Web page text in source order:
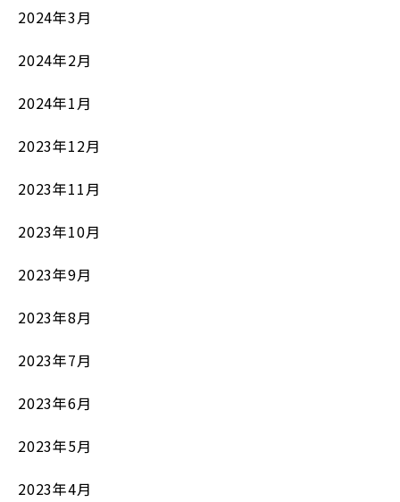
2024年3月
2024年2月
2024年1月
2023年12月
2023年11月
2023年10月
2023年9月
2023年8月
2023年7月
2023年6月
2023年5月
2023年4月